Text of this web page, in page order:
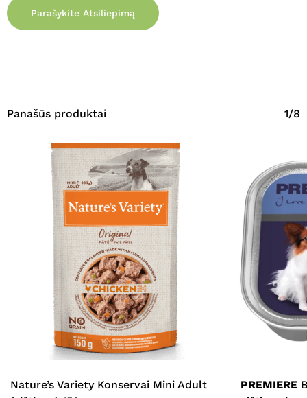
Parašykite Atsiliepimą
Panašūs produktai 1/8
Nature’s Variety Konservai Mini Adult
PREMIERE